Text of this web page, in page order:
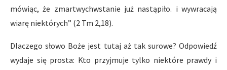
mówiąc, że zmartwychwstanie już nastąpiło. i wywracają
wiarę niektórych” (2 Tm 2,18).
Dlaczego słowo Boże jest tutaj aż tak surowe? Odpowiedź
wydaje się prosta: Kto przyjmuje tylko niektóre prawdy i